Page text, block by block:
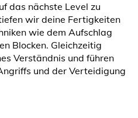
das nächste Level zu
wir deine Fertigkeiten
wie dem Aufschlag
Blocken. Gleichzeitig
Verständnis und führen
und der Verteidigung